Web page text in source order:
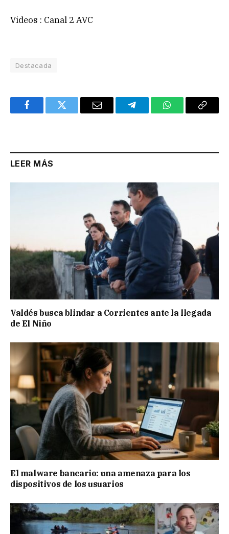
Videos : Canal 2 AVC
Destacada
FacebookTwitter Email TelegramWhatsAppCopy
LEER MÁS
Valdés busca blindar a Corrientes ante la llegada
de El Niño
El malware bancario: una amenaza para los
dispositivos de los usuarios